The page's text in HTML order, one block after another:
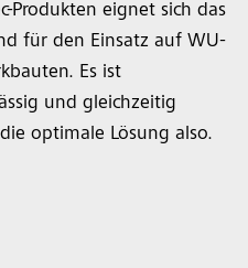
Produkten eignet sich das
für den Einsatz auf WU-
Es ist
und gleichzeitig
optimale Lösung also.